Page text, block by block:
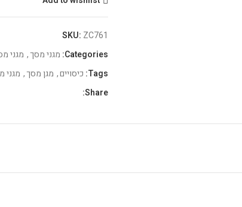
SKU: ZC761
Categories: מגני מסך, מגני
Tags: כיסויים, מגן מסך, מגני
Share: